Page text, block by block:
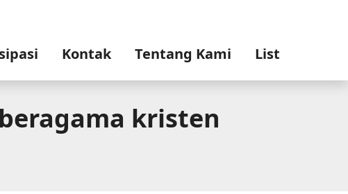
Kontak Tentang Kami List
kristen